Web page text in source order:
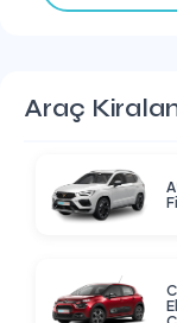
Araç